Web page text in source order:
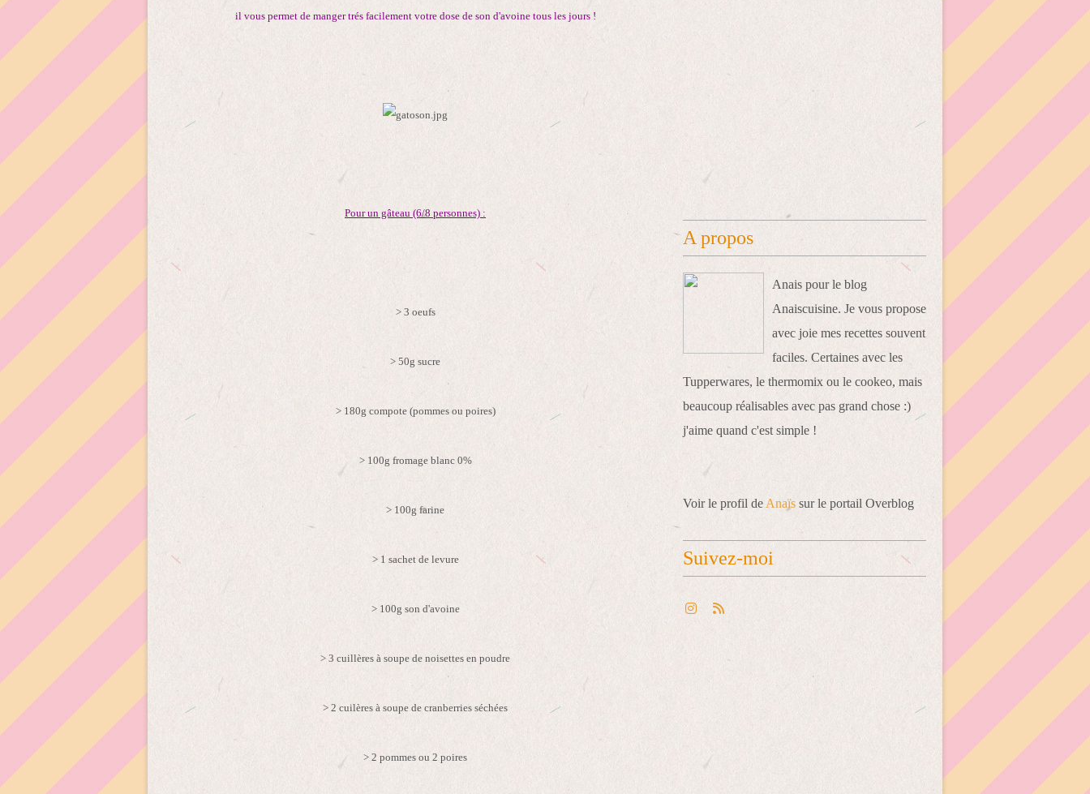
il vous permet de manger trés facilement votre dose de son d'avoine tous les jours !
Pour un gâteau (6/8 personnes) :
> 3 oeufs
> 50g sucre
> 180g compote (pommes ou poires)
> 100g fromage blanc 0%
> 100g farine
> 1 sachet de levure
> 100g son d'avoine
> 3 cuillères à soupe de noisettes en poudre
> 2 cuilères à soupe de cranberries séchées
> 2 pommes ou 2 poires
A propos
Anais pour le blog
Anaiscuisine. Je vous propose
avec joie mes recettes souvent
faciles. Certaines avec les
Tupperwares, le thermomix ou le cookeo, mais
beaucoup réalisables avec pas grand chose :)
j'aime quand c'est simple !
Voir le profil de Anaïs sur le portail Overblog
Suivez-moi